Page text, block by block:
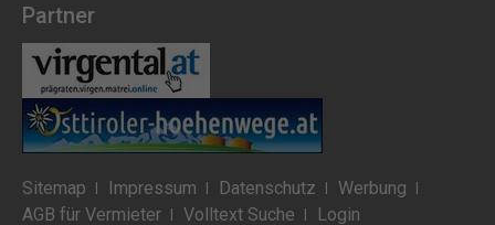
Partner
Sitemap Impressum Datenschutz
Werbung
AGB für Vermieter
Volltext Suche Login